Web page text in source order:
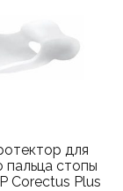
для
пальца стопы
Corectus Plus